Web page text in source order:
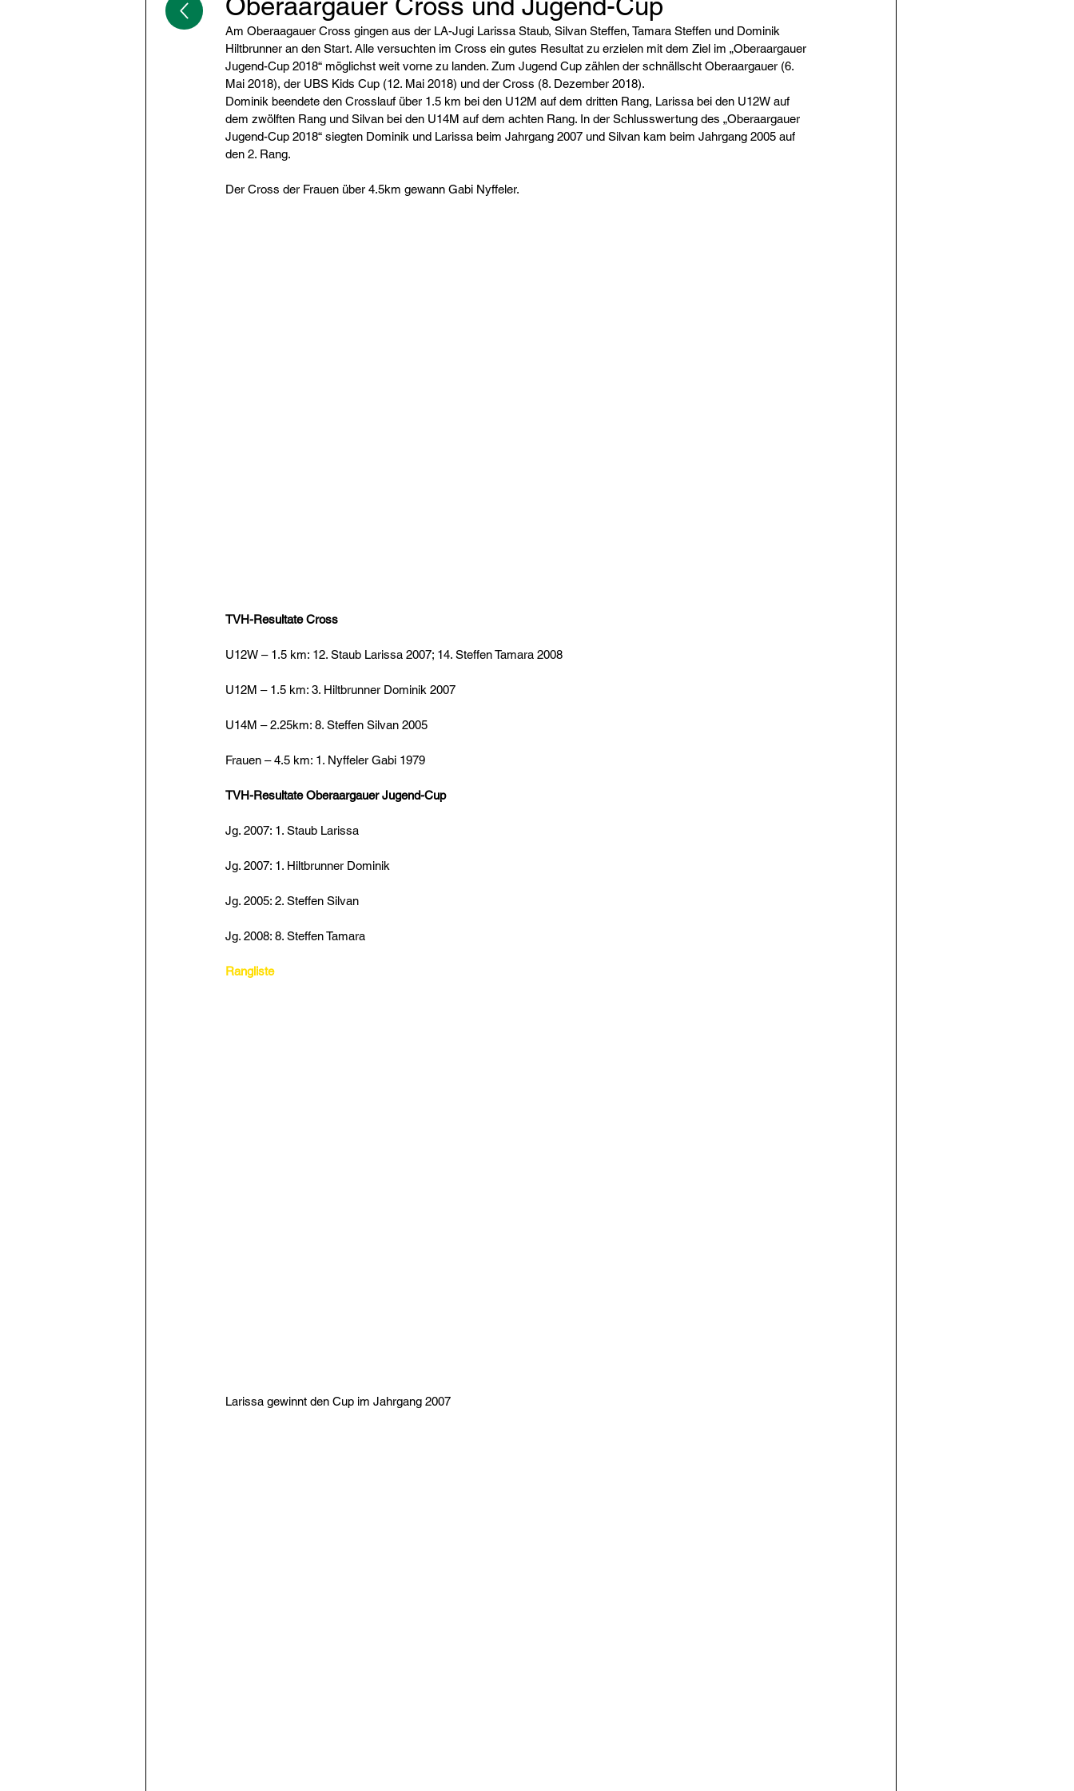
Am Oberaagauer Cross gingen aus der LA-Jugi Larissa Staub, Silvan Steffen, Tamara Steffen und Dominik
Hiltbrunner an den Start. Alle versuchten im Cross ein gutes Resultat zu erzielen mit dem Ziel im „Oberaargauer
Jugend-Cup 2018“ möglichst weit vorne zu landen. Zum Jugend Cup zählen der schnällscht Oberaargauer (6.
Mai 2018), der UBS Kids Cup (12. Mai 2018) und der Cross (8. Dezember 2018).
Dominik beendete den Crosslauf über 1.5 km bei den U12M auf dem dritten Rang, Larissa bei den U12W auf
dem zwölften Rang und Silvan bei den U14M auf dem achten Rang. In der Schlusswertung des „Oberaargauer
Jugend-Cup 2018“ siegten Dominik und Larissa beim Jahrgang 2007 und Silvan kam beim Jahrgang 2005 auf
den 2. Rang.
Der Cross der Frauen über 4.5km gewann Gabi Nyffeler.
TVH-Resultate Cross
U12W – 1.5 km: 12. Staub Larissa 2007; 14. Steffen Tamara 2008
U12M – 1.5 km: 3. Hiltbrunner Dominik 2007
U14M – 2.25km: 8. Steffen Silvan 2005
Frauen – 4.5 km: 1. Nyffeler Gabi 1979
TVH-Resultate Oberaargauer Jugend-Cup
Jg. 2007: 1. Staub Larissa
Jg. 2007: 1. Hiltbrunner Dominik
Jg. 2005: 2. Steffen Silvan
Jg. 2008: 8. Steffen Tamara
Rangliste
Larissa gewinnt den Cup im Jahrgang 2007